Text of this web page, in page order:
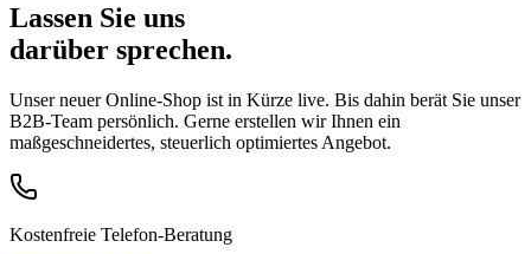
Lassen Sie uns
darüber sprechen.
Unser neuer Online-Shop ist in Kürze live. Bis dahin berät Sie unser
B2B-Team persönlich. Gerne erstellen wir Ihnen ein
maßgeschneidertes, steuerlich optimiertes Angebot.
Kostenfreie Telefon-Beratung